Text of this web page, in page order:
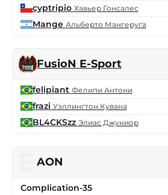
cyptripio Хавьер Гонсалес
Mange Альберто Мангеруга
FusioN E-Sport
felipiant Фелипи Антони
frazi Уэллингтон Кувана
BL4CKSzz Элиас Джуниор
AON
Complication-35